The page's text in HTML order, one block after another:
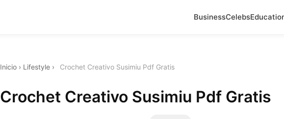
BusinessCelebs
Inicio › Lifestyle › Crochet Creativo Susimiu Pdf Gratis
Crochet Creativo Susimiu Pdf Gratis